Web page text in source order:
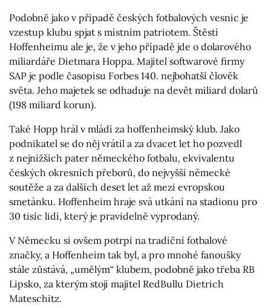
Podobně jako v případě českých fotbalových vesnic je
vzestup klubu spjat s místním patriotem. Štěstí
Hoffenheimu ale je, že v jeho případě jde o dolarového
miliardáře Dietmara Hoppa. Majitel softwarové firmy
SAP je podle časopisu Forbes 140. nejbohatší člověk
světa. Jeho majetek se odhaduje na devět miliard dolarů
(198 miliard korun).
Také Hopp hrál v mládí za hoffenheimský klub. Jako
podnikatel se do něj vrátil a za dvacet let ho pozvedl
z nejnižších pater německého fotbalu, ekvivalentu
českých okresních přeborů, do nejvyšší německé
soutěže a za dalších deset let až mezi evropskou
smetánku. Hoffenheim hraje svá utkání na stadionu pro
30 tisíc lidí, který je pravidelně vyprodaný.
V Německu si ovšem potrpí na tradiční fotbalové
značky, a Hoffenheim tak byl, a pro mnohé fanoušky
stále zůstává, „umělým“ klubem, podobně jako třeba RB
Lipsko, za kterým stojí majitel RedBullu Dietrich
Mateschitz.